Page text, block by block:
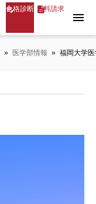
合格診断 資料請求
menu
» 医学部情報 » 福岡大学